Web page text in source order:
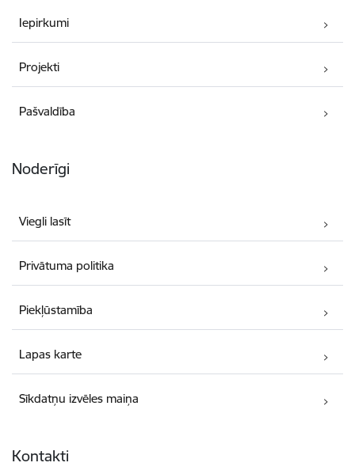
Iepirkumi
Projekti
Pašvaldība
Noderīgi
Viegli lasīt
Privātuma politika
Piekļūstamība
Lapas karte
Sīkdatņu izvēles maiņa
Kontakti